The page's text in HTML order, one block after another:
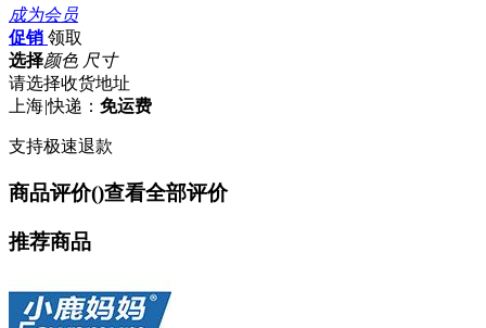
成为会员
促销 领取
选择颜色 尺寸
请选择收货地址
上海|快递： 免运费
支持极速退款
商品评价()查看全部评价
推荐商品